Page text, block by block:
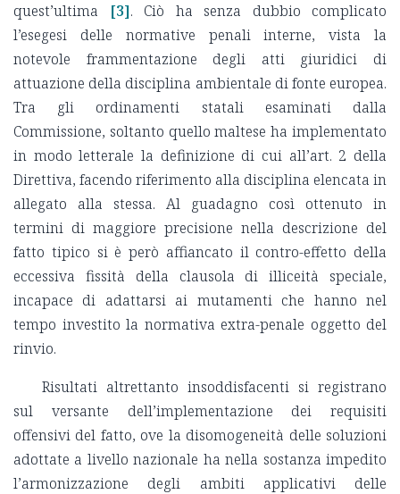
quest’ultima [3]. Ciò ha senza dubbio complicato
l’esegesi delle normative penali interne, vista la
notevole frammentazione degli atti giuridici di
attuazione della disciplina ambientale di fonte europea.
Tra gli ordinamenti statali esaminati dalla
Commissione, soltanto quello maltese ha implementato
in modo letterale la definizione di cui all’art. 2 della
Direttiva, facendo riferimento alla disciplina elencata in
allegato alla stessa. Al guadagno così ottenuto in
termini di maggiore precisione nella descrizione del
fatto tipico si è però affiancato il contro-effetto della
eccessiva fissità della clausola di illiceità speciale,
incapace di adattarsi ai mutamenti che hanno nel
tempo investito la normativa extra-penale oggetto del
rinvio.
Risultati altrettanto insoddisfacenti si registrano
sul versante dell’implementazione dei requisiti
offensivi del fatto, ove la disomogeneità delle soluzioni
adottate a livello nazionale ha nella sostanza impedito
l’armonizzazione degli ambiti applicativi delle